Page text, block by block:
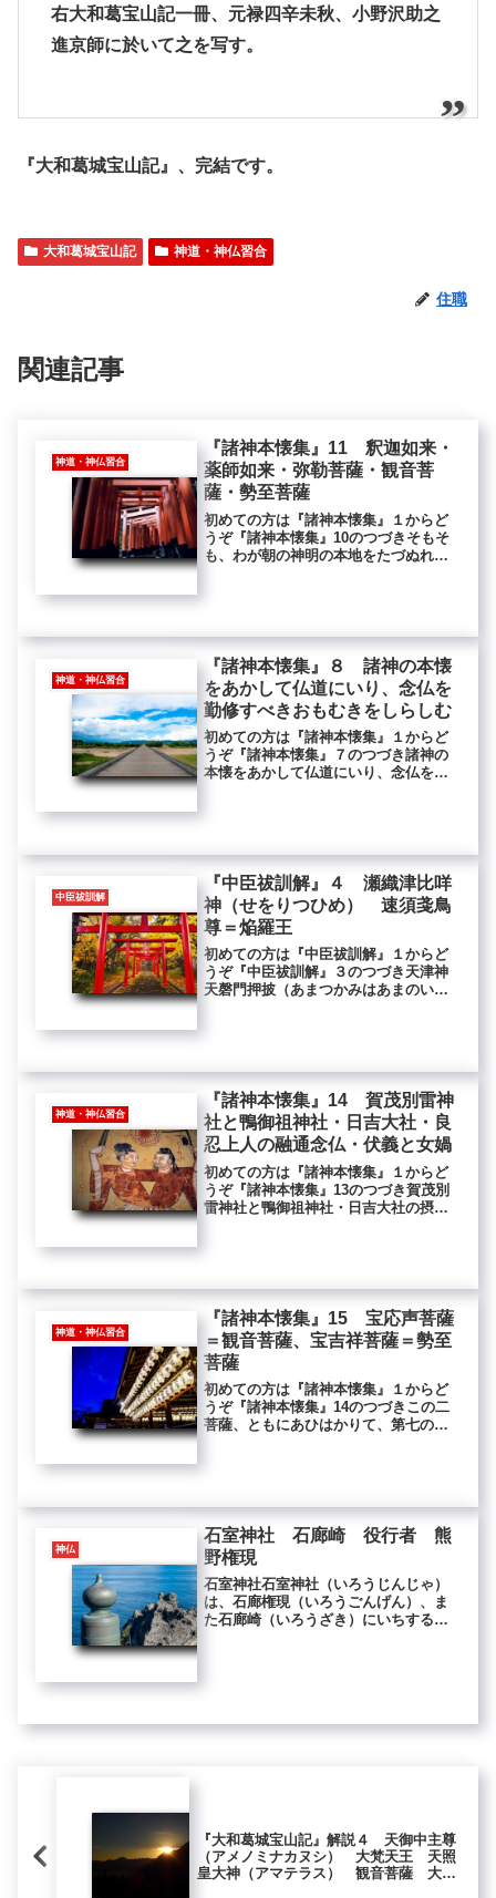
右大和葛宝山記一冊、元禄四辛未秋、小野沢助之
進京師に於いて之を写す。
『大和葛城宝山記』、完結です。
大和葛城宝山記 神道・神仏習合
住職
関連記事
神道・神仏習合
『諸神本懐集』11 釈迦如来・
薬師如来・弥勒菩薩・観音菩
薩・勢至菩薩
初めての方は『諸神本懐集』１からど
うぞ『諸神本懐集』10のつづきそもそ
も、わが朝の神明の本地をたづぬれ
往生...
神道・神仏習合
『諸神本懐集』８ 諸神の本懐
をあかして仏道にいり、念仏を
勤修すべきおもむきをしらしむ
初めての方は『諸神本懐集』１からど
うぞ『諸神本懐集』７のつづき諸神の
本懐をあかして仏道にいり、念仏を勤
違...
中臣祓訓解
『中臣祓訓解』４ 瀬織津比咩
神（せをりつひめ） 速須戔鳥
尊＝焔羅王
初めての方は『中臣祓訓解』１からど
うぞ『中臣祓訓解』３のつづき天津神
天磬門押披（あまつかみはあまのいは
津...
神道・神仏習合
『諸神本懐集』14 賀茂別雷神
社と鴨御祖神社・日吉大社・良
忍上人の融通念仏・伏義と女媧
初めての方は『諸神本懐集』１からど
うぞ『諸神本懐集』13のつづき賀茂別
雷神社と鴨御祖神社・日吉大社の摂
を...
神道・神仏習合
『諸神本懐集』15 宝応声菩薩
＝観音菩薩、宝吉祥菩薩＝勢至
菩薩
初めての方は『諸神本懐集』１からど
うぞ『諸神本懐集』14のつづきこの二
菩薩、ともにあひはかりて、第七の梵
り...
神仏
石室神社 石廊崎 役行者 熊
野権現
石室神社石室神社（いろうじんじゃ）
は、石廊権現（いろうごんげん）、ま
た石廊崎（いろうざき）にいちするの
『大和葛城宝山記』解説４ 天御中主尊
（アメノミナカヌシ） 大梵天王 天照
皇大神（アマテラス） 観音菩薩 大日